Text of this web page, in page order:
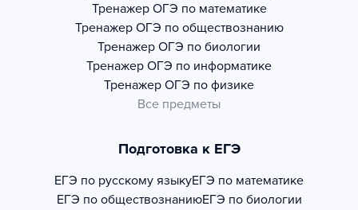
Тренажер ОГЭ по математике
Тренажер ОГЭ по обществознанию
Тренажер ОГЭ по биологии
Тренажер ОГЭ по информатике
Тренажер ОГЭ по физике
Все предметы
Подготовка к ЕГЭ
ЕГЭ по русскому языкуЕГЭ по математике
ЕГЭ по обществознаниюЕГЭ по биологии